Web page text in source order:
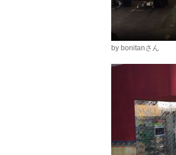
by bonitanさん